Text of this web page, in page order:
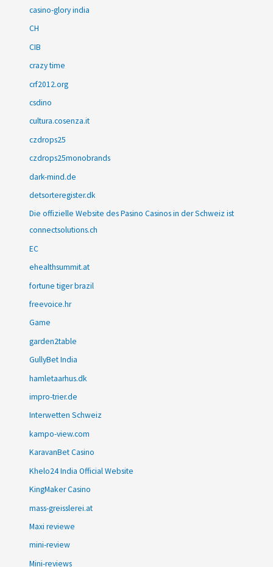
casino-glory india
CH
CIB
crazy time
crf2012.org
csdino
cultura.cosenza.it
czdrops25
czdrops25monobrands
dark-mind.de
detsorteregister.dk
Die offizielle Website des Pasino Casinos in der Schweiz ist
connectsolutions.ch
EC
ehealthsummit.at
fortune tiger brazil
freevoice.hr
Game
garden2table
GullyBet India
hamletaarhus.dk
impro-trier.de
Interwetten Schweiz
kampo-view.com
KaravanBet Casino
Khelo24 India Official Website
KingMaker Casino
mass-greisslerei.at
Maxi reviewe
mini-review
Mini-reviews